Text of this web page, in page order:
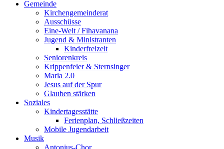
Gemeinde
Kirchengemeinderat
Ausschüsse
Eine-Welt / Fihavanana
Jugend & Ministranten
Kinderfreizeit
Seniorenkreis
Krippenfeier & Sternsinger
Maria 2.0
Jesus auf der Spur
Glauben stärken
Soziales
Kindertagesstätte
Ferienplan, Schließzeiten
Mobile Jugendarbeit
Musik
Antonius-Chor